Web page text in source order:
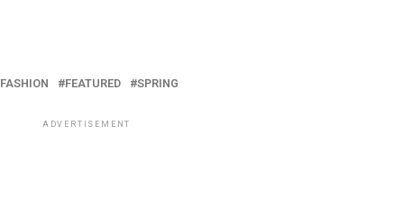
FASHION FEATURED SPRING
ADVERTISEMENT